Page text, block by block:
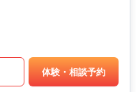
体験・相談予約